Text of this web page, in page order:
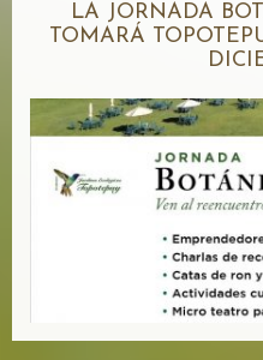
LA JORNADA
TOMARÁ